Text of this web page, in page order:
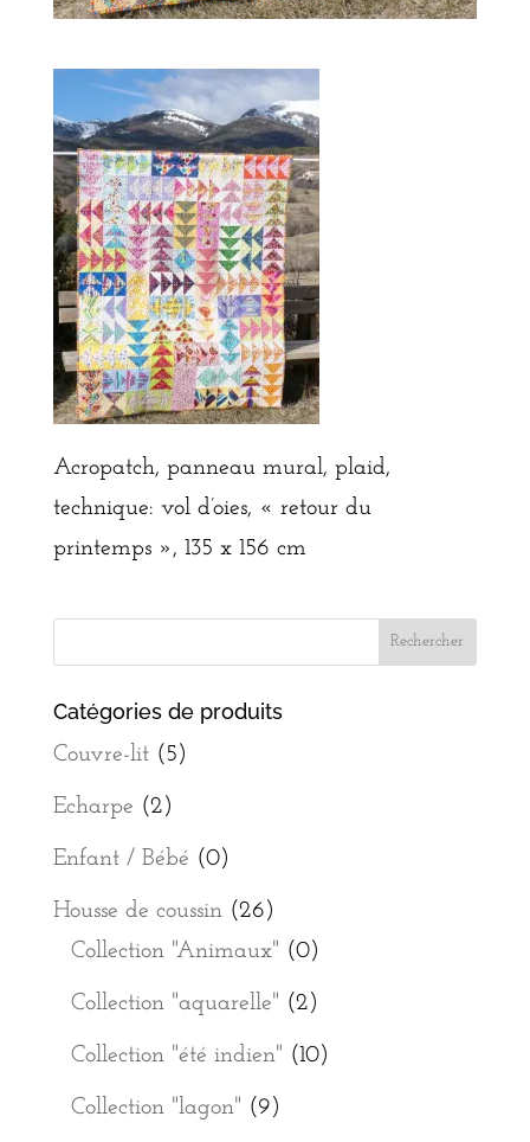
Acropatch, panneau mural, plaid,
technique: vol d’oies, « retour du
printemps », 135 x 156 cm
Catégories de produits
Couvre-lit (5)
Echarpe (2)
Enfant / Bébé (0)
Housse de coussin (26)
Collection "Animaux" (0)
Collection "aquarelle" (2)
Collection "été indien" (10)
Collection "lagon" (9)